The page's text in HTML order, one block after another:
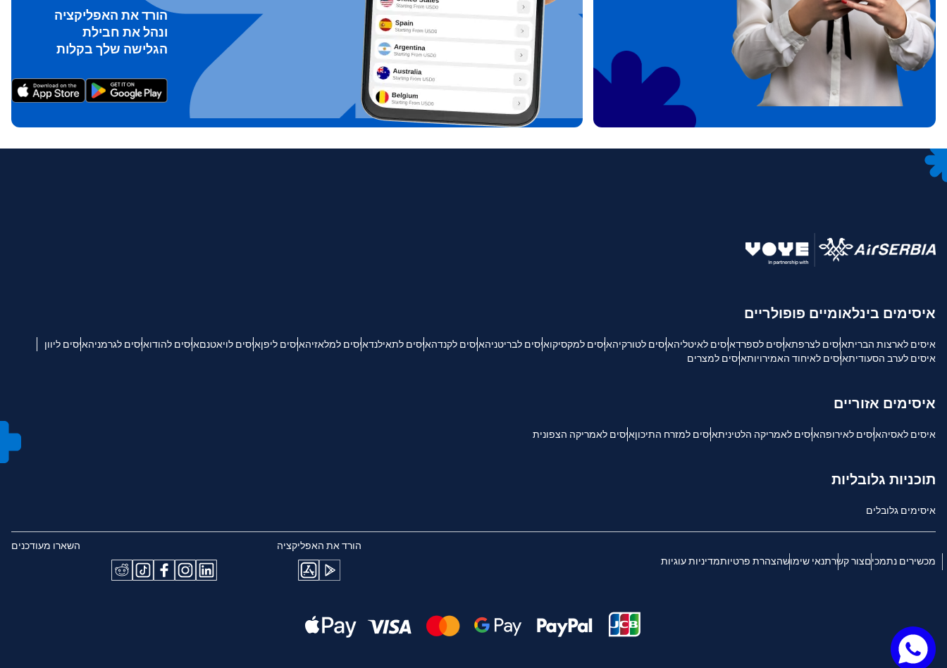
without needing a physical SIM card!
הורד את האפליקציה
ונהל את חבילת
הגלישה שלך בקלות
איסימים בינלאומיים פופולריים
איסים לארצות הבריתאיסים לצרפתאיסים לספרדאיסים לאיטליהאיסים לטורקיהאיסים למקסיקואיסים לבריטניהאיסים לקנדהאיסים לתאילנדאיסים למלאזיהאיסים ליפןאיסים לויאטנםאיסים להודואיסים לגרמניהאיסים ליוון
איסים לערב הסעודיתאיסים לאיחוד האמירויותאיסים למצרים
איסימים אזוריים
איסים לאסיהאיסים לאירופהאיסים לאמריקה הלטיניתאיסים למזרח התיכוןאיסים לאמריקה הצפונית
תוכניות גלובליות
איסימים גלובלים
מכשירים נתמכיםצור קשרתנאי שימושהצהרת פרטיותמדיניות עוגיות
הורד את האפליקציה השארו מעודכנים
繁體中文 עברית
סגירת החלונית
בחירת מטבע:
או המשיכו עם אימייל
שליחת קוד אימות